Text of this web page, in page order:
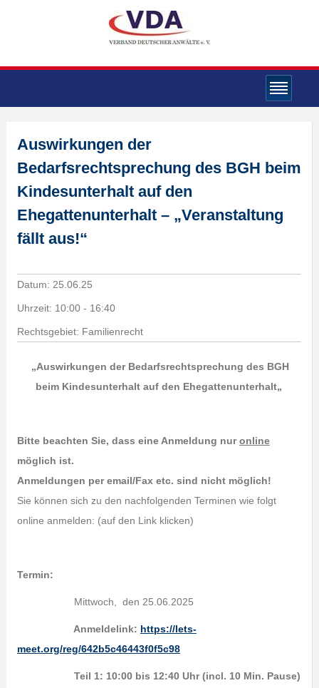
Auswirkungen der
Bedarfsrechtsprechung des BGH beim
Kindesunterhalt auf den
Ehegattenunterhalt – „Veranstaltung
fällt aus!“
Datum: 25.06.25
Uhrzeit: 10:00 - 16:40
Rechtsgebiet: Familienrecht
„Auswirkungen der Bedarfsrechtsprechung des BGH
beim Kindesunterhalt auf den Ehegattenunterhalt„
Bitte beachten Sie, dass eine Anmeldung nuronline
möglich ist.
Anmeldungen per email/Fax etc. sind nicht möglich!
Sie können sich zu den nachfolgenden Terminen wie folgt
online anmelden: (auf den Link klicken)
Termin:
Mittwoch, den 25.06.2025
Anmeldelink: https://lets-
meet.org/reg/642b5c46443f0f5c98
Teil 1: 10:00 bis 12:40 Uhr (incl. 10 Min. Pause)